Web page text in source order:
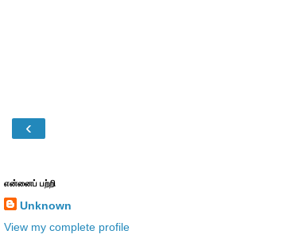
‹
என்னைப் பற்றி
Unknown
View my complete profile